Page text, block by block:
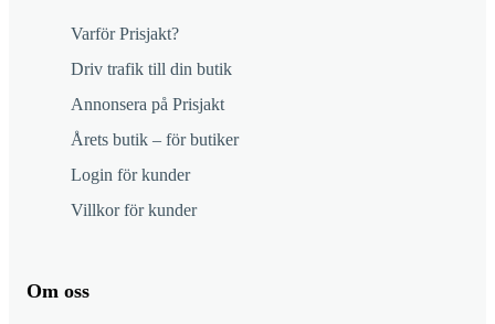
Varför Prisjakt?
Driv trafik till din butik
Annonsera på Prisjakt
Årets butik – för butiker
Login för kunder
Villkor för kunder
Om oss